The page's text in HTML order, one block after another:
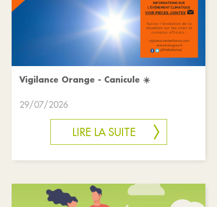
Vigilance Orange - Canicule ☀️
29/07/2026
LIRE LA SUITE